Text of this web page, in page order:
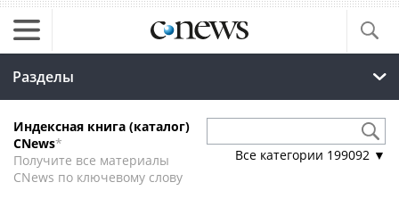
Разделы
Индексная книга (каталог)
CNews*
Получите все материалы
CNews по ключевому слову
Все категории 199092 ▼